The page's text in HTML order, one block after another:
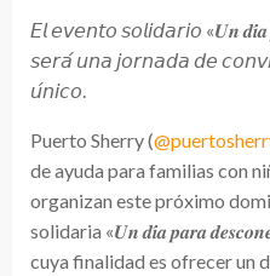
𝘌𝘭 𝘦𝘷𝘦𝘯𝘵𝘰 𝘴𝘰𝘭𝘪𝘥𝘢𝘳𝘪𝘰 «𝑼𝒏 𝒅𝒊́𝒂
𝘴𝘦𝘳𝘢́ 𝘶𝘯𝘢 𝘫𝘰𝘳𝘯𝘢𝘥𝘢 𝘥𝘦
𝘶́𝘯𝘪𝘤𝘰.
Puerto Sherry (
de ayuda para familias con
organizan este próximo
solidaria «𝑼𝒏 𝒅𝒊́𝒂 𝒑𝒂𝒓𝒂
cuya finalidad es ofrecer un